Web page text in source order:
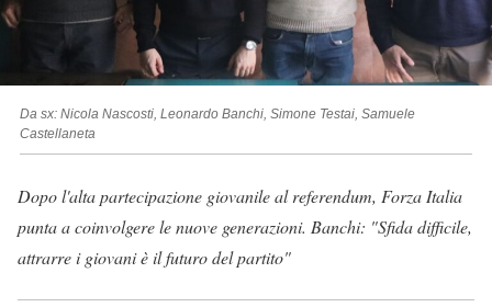
Da sx: Nicola Nascosti, Leonardo Banchi, Simone Testai, Samuele
Castellaneta
Dopo l'alta partecipazione giovanile al referendum, Forza Italia
punta a coinvolgere le nuove generazioni. Banchi: "Sfida difficile,
attrarre i giovani è il futuro del partito"